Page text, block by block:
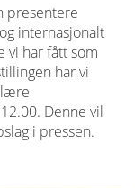
presentere
internasjonalt
vi har fått som
har vi
Denne vil
i pressen.